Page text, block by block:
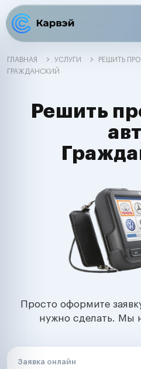
ГЛАВНАЯ УСЛУГИ
РЕШИТЬ
ГРАЖДАНСКИЙ
Решить
Просто оформите
нужно сделать. Мы
Заявка онлайн